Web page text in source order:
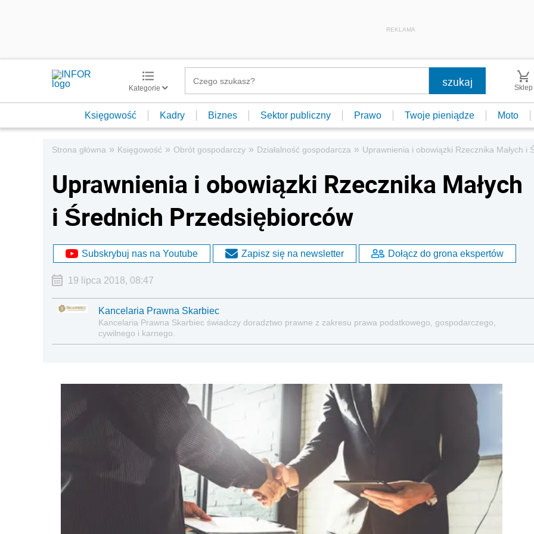
REKLAMA
Kategorie Sklep
Księgowość Kadry Biznes Sektor publiczny Prawo Twoje pieniądze Moto
Strona główna » Księgowość » Obrót gospodarczy » Działalność gospodarcza » Uprawnienia i obowiązki Rzecznika Małych i
Uprawnienia i obowiązki Rzecznika Małych
i Średnich Przedsiębiorców
Subskrybuj nas na Youtube Zapisz się na newsletter Dołącz do grona ekspertów
19 lipca 2018, 08:47
Kancelaria Prawna Skarbiec
Kancelaria Prawna Skarbiec świadczy doradztwo prawne z zakresu prawa podatkowego, gospodarczego,
cywilnego i karnego.